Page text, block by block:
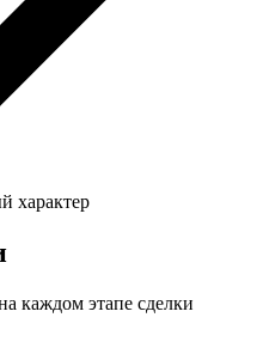
характер
каждом этапе сделки